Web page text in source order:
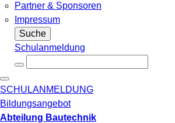
Partner & Sponsoren
Impressum
Suche
Schulanmeldung
SCHULANMELDUNG
Bildungsangebot
Abteilung Bautechnik